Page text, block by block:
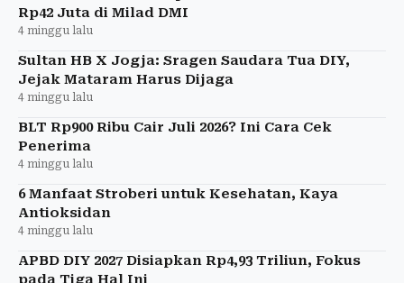
Rp42 Juta di Milad DMI
4 minggu lalu
Sultan HB X Jogja: Sragen Saudara Tua DIY,
Jejak Mataram Harus Dijaga
4 minggu lalu
BLT Rp900 Ribu Cair Juli 2026? Ini Cara Cek
Penerima
4 minggu lalu
6 Manfaat Stroberi untuk Kesehatan, Kaya
Antioksidan
4 minggu lalu
APBD DIY 2027 Disiapkan Rp4,93 Triliun, Fokus
pada Tiga Hal Ini